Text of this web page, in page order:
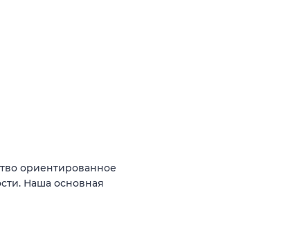
ориентированное
Наша основная